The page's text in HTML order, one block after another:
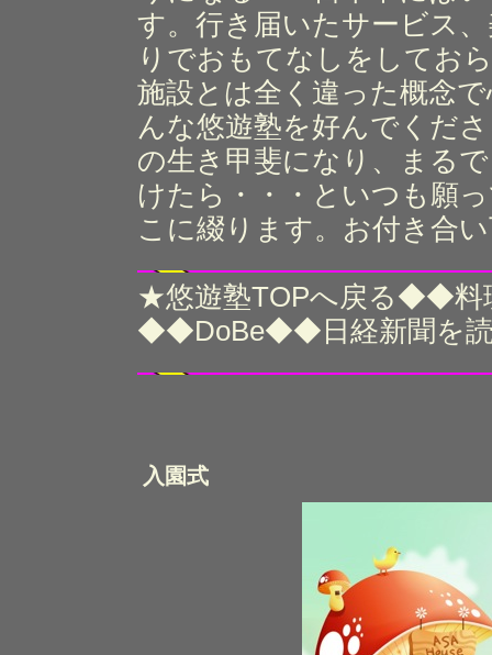
す。行き届いたサービス
りでおもてなしをしてお
施設とは全く違った概念
んな悠遊塾を好んでくだ
の生き甲斐になり、まる
けたら・・・といつも願
こに綴ります。お付き合
★悠遊塾TOPへ戻る◆◆料
◆◆DoBe◆◆ 日経新聞を
入園式